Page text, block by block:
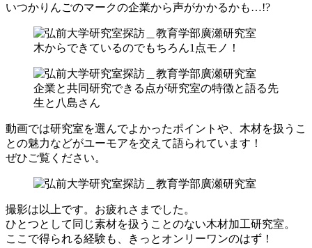
いつかりんごのマークの企業から声がかかるかも…!?
木からできているのでもちろん1点モノ！
企業と共同研究できる点が研究室の特徴と語る先
生と八島さん
動画では研究室を選んでよかったポイントや、木材を扱うこ
との魅力などがユーモアを交えて語られています！
ぜひご覧ください。
撮影は以上です。お疲れさまでした。
ひとつとして同じ素材を扱うことのない木材加工研究室。
ここで得られる経験も、きっとオンリーワンのはず！